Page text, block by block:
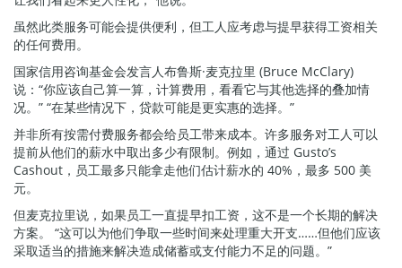
虽然此类服务可能会提供便利，但工人应考虑与提早获得工资相关
的任何费用。
国家信用咨询基金会发言人布鲁斯·麦克拉里 (Bruce McClary)
说：“你应该自己算一算，计算费用，看看它与其他选择的叠加情
况。” “在某些情况下，贷款可能是更实惠的选择。”
并非所有按需付费服务都会给员工带来成本。许多服务对工人可以
提前从他们的薪水中取出多少有限制。例如，通过 Gusto’s
Cashout，员工最多只能拿走他们估计薪水的 40%，最多 500 美
元。
但麦克拉里说，如果员工一直提早扣工资，这不是一个长期的解决
方案。 “这可以为他们争取一些时间来处理重大开支……但他们应该
采取适当的措施来解决造成储蓄或支付能力不足的问题。”